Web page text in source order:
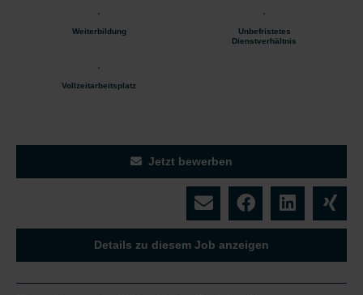
Weiterbildung
Unbefristetes
Dienstverhältnis
Vollzeitarbeitsplatz
Jetzt bewerben
Details zu diesem Job anzeigen